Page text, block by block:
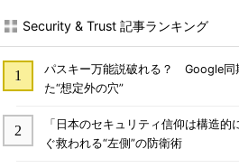
Security & Trust 記事ランキング
パスキー万能説破れる？ Google同
た“想定外の穴”
「日本のセキュリティ信仰は構造
ぐ救われる“左側”の防衛術